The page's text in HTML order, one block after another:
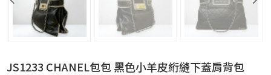
JS1233 CHANEL包包 黑色小羊皮絎縫下蓋肩背包